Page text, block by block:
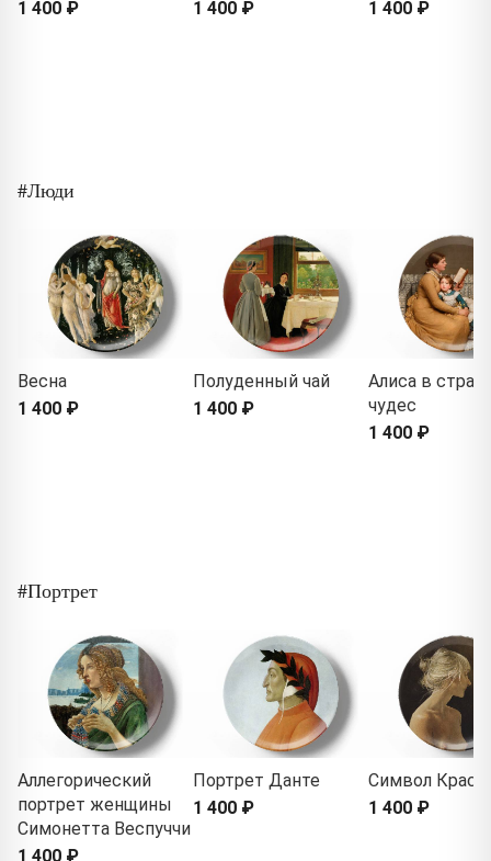
1 400 ₽
1 400 ₽
1 400 ₽
#Люди
Весна
1 400 ₽
Полуденный чай
1 400 ₽
Алиса в
чудес
1 400 ₽
#Портрет
Аллегорический
портрет женщины
Симонетта Веспуччи
1 400 ₽
Портрет Данте
1 400 ₽
Символ
1 400 ₽